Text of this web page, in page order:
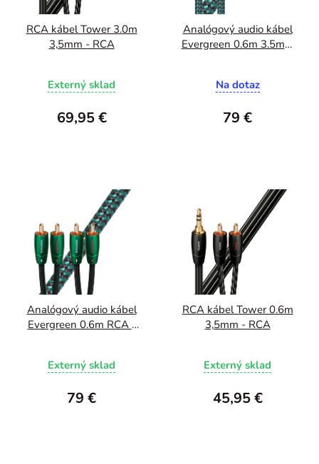
RCA kábel Tower 3.0m
3,5mm - RCA
Externý sklad
69,95 €
Analógový audio kábel
Evergreen 0.6m 3.5mm
Na dotaz
79 €
Analógový audio kábel
Evergreen 0.6m RCA -
Externý sklad
79 €
RCA kábel Tower 0.6m
3,5mm - RCA
Externý sklad
45,95 €